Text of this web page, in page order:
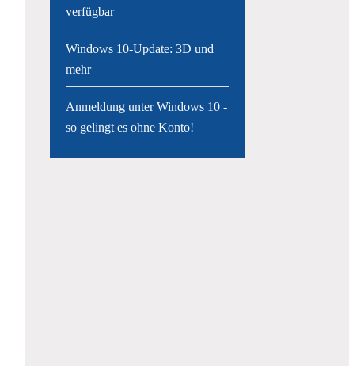
verfügbar
Windows 10-Update: 3D und
mehr
Anmeldung unter Windows 10 -
so gelingt es ohne Konto!